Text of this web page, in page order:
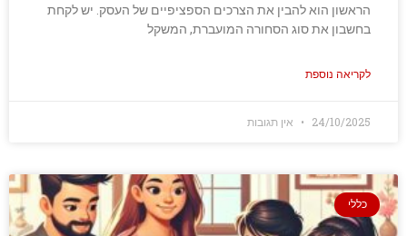
הראשון הוא להבין את הצרכים הספציפיים של העסק. יש לקחת
בחשבון את סוג הסחורה המועברת, המשקל
לקריאה נוספת
24/10/2025 אין תגובות
כללי